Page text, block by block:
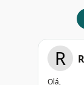
R
Olá,